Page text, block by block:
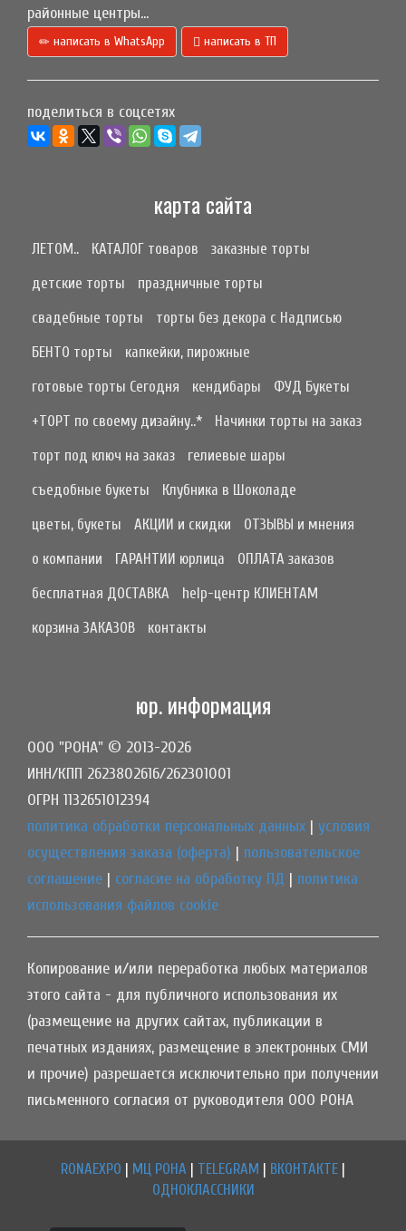
районные центры...
написать в WhatsApp написать в ТП
поделиться в соцсетях
карта сайта
ЛЕТОМ.. КАТАЛОГ товаров
заказные торты
детские торты
праздничные торты
свадебные торты
торты без декора с Надписью
БЕНТО торты
капкейки, пирожные
готовые торты Сегодня
кендибары
ФУД Букеты
+ТОРТ по своему дизайну..*
Начинки торты на заказ
торт под ключ на заказ
гелиевые шары
съедобные букеты
Клубника в Шоколаде
цветы, букеты
АКЦИИ и скидки
ОТЗЫВЫ и мнения
о компании
ГАРАНТИИ юрлица
ОПЛАТА заказов
бесплатная ДОСТАВКА
help-центр КЛИЕНТАМ
корзина ЗАКАЗОВ
контакты
юр. информация
ООО "РОНА" © 2013-2026
ИНН/КПП 2623802616/262301001
ОГРН 1132651012394
политика обработки персональных данных | условия
осуществления заказа (оферта) | пользовательское
соглашение | согласие на обработку ПД | политика
использования файлов cookie
Копирование и/или переработка любых материалов
этого сайта - для публичного использования их
(размещение на других сайтах, публикации в
печатных изданиях, размещение в электронных СМИ
и прочие) разрешается исключительно при получении
письменного согласия от руководителя ООО РОНА
RONAEXPO МЦ РОНА TELEGRAM ВКОНТАКТЕ
ОДНОКЛАССНИКИ